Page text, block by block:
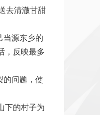
去清澈甘甜
当源东乡的
，反映最多
的问题，使
下的村子为